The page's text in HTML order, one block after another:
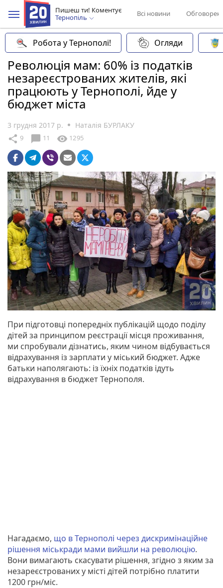
Пишеш ти! Коментує
Тернопіль
Всі новини
Робота у Тернополі! Огляди
Революція мам: 60% із податків
незареєстрованих жителів, які
працюють у Тернополі, йде у
бюджет міста
3 грудня 2017 р. Наталія БУРЛАКУ
share 9 chat_bubble 11 visibility 1295
При підготовці попередніх публікацій щодо поділу
дітей за принципом реєстрації місця проживання,
ми спробували дізнатись, яким чином відбувається
відрахування із зарплати у міський бюджет. Адже
батьки наполягають: із їхніх податків ідуть
відрахування в бюджет Тернополя.
Нагадаємо, що в Тернополі через дискримінаційне
рішення міськради мами вийшли на революцію.
Вони вимагають скасувати рішення, згідно з яким за
незареєстрованих у місті дітей потрібно платити
1200 грн/міс.